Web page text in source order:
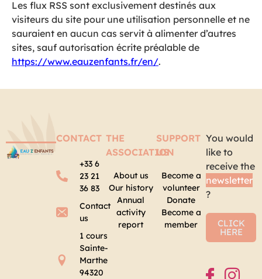
Les flux RSS sont exclusivement destinés aux
visiteurs du site pour une utilisation personnelle et ne
sauraient en aucun cas servit à alimenter d’autres
sites, sauf autorisation écrite préalable de
https://www.eauzenfants.fr/en/.
CONTACT
+33 6
23 21
36 83
Contact
us
1 cours
Sainte-
Marthe
94320
THE
ASSOCIATION
About us
Our history
Annual
activity
report
SUPPORT
US
Become a
volunteer
Donate
Become a
member
You would
like to
receive the
newsletter
?
CLICK
HERE